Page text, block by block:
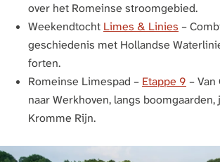
over het Romeinse stroomgebied.
Weekendtocht Limes & Linies –
geschiedenis met Hollandse
forten.
Romeinse Limespad – Etappe 9 –
naar Werkhoven, langs boomgaarden,
Kromme Rijn.